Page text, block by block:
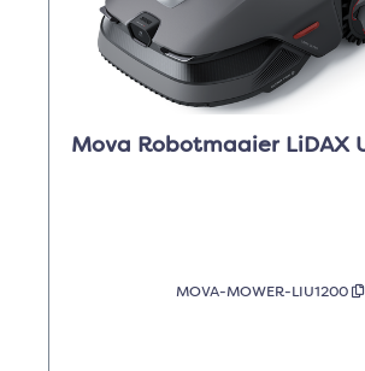
Mova Robotmaaier LiDAX
MOVA-MOWER-LIU1200